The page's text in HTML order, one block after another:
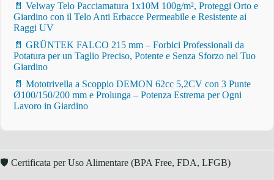
📄 Velway Telo Pacciamatura 1x10M 100g/m², Proteggi Orto e
Giardino con il Telo Anti Erbacce Permeabile e Resistente ai
Raggi UV
📄 GRÜNTEK FALCO 215 mm – Forbici Professionali da
Potatura per un Taglio Preciso, Potente e Senza Sforzo nel Tuo
Giardino
📄 Mototrivella a Scoppio DEMON 62cc 5,2CV con 3 Punte
Ø100/150/200 mm e Prolunga – Potenza Estrema per Ogni
Lavoro in Giardino
🛡 Certificata per Uso Alimentare (BPA Free, FDA, LFGB)